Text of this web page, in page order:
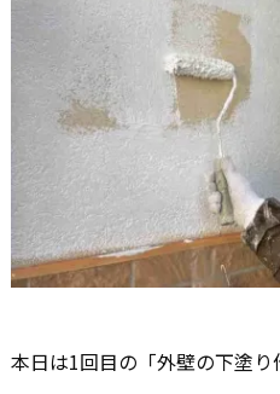
本日は1回目の「外壁の下塗り